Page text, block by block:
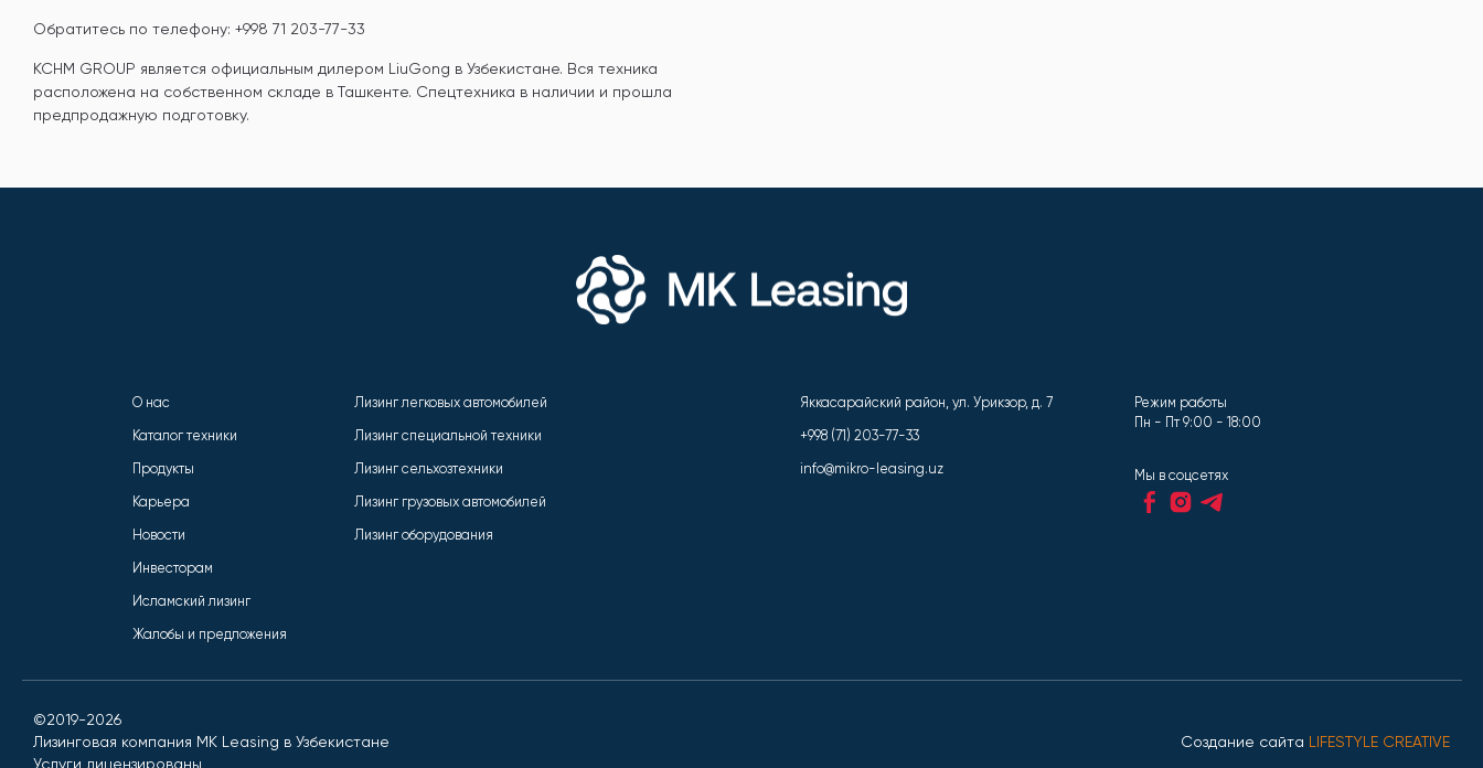
Обратитесь по телефону: +998 71 203-77-33
KCHM GROUP является официальным дилером LiuGong в Узбекистане. Вся техника
расположена на собственном складе в Ташкенте. Спецтехника в наличии и прошла
предпродажную подготовку.
О нас
Каталог техники
Продукты
Карьера
Новости
Инвесторам
Исламский лизинг
Жалобы и предложения
Лизинг легковых автомобилей
Лизинг специальной техники
Лизинг сельхозтехники
Лизинг грузовых автомобилей
Лизинг оборудования
Яккасарайский район, ул. Урикзор, д. 7
+998 (71) 203-77-33
info@mikro-leasing.uz
Режим работы
Пн - Пт 9:00 - 18:00
Мы в соцсетях
©2019-2026
Лизинговая компания MK Leasing в Узбекистане
Услуги лицензированы
Создание сайта LIFESTYLE CREATIVE